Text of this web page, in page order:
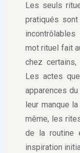
Les seuls
pratiqués
mot rituel fait
chez certains,
Les actes
apparences
leur manque
même, les
de la routine
inspiration